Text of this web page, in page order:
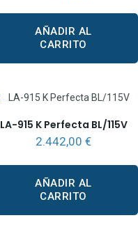
AÑADIR AL
CARRITO
LA-915 K Perfecta BL/115V
2.442,00 €
AÑADIR AL
CARRITO